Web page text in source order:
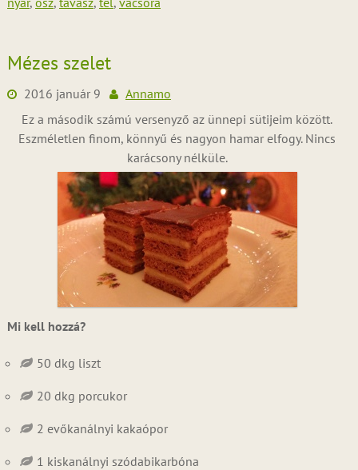
Mézes szelet
2016 január 9
Annamo
Ez a második számú versenyző az ünnepi sütijeim között.
Eszméletlen finom, könnyű és nagyon hamar elfogy. Nincs
karácsony nélküle.
Mi kell hozzá?
50 dkg liszt
20 dkg porcukor
2 evőkanálnyi kakaópor
1 kiskanálnyi szódabikarbóna